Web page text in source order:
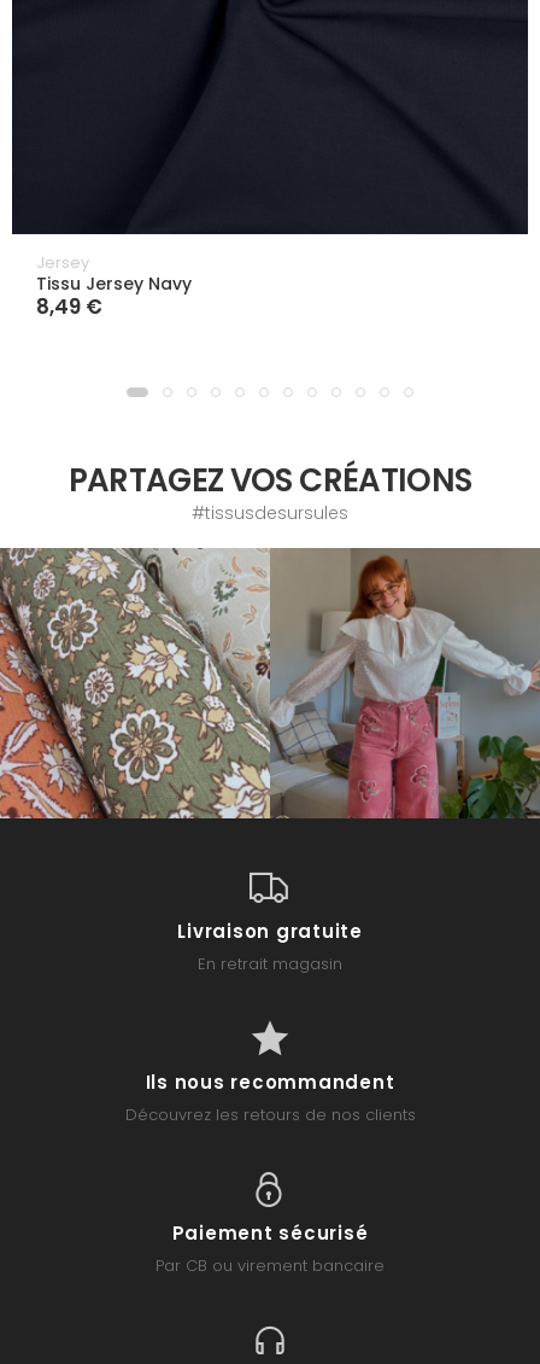
Jersey
Tissu Jersey Navy
8,49 €
PARTAGEZ VOS CRÉATIONS
#tissusdesursules
Livraison gratuite
En retrait magasin
Ils nous recommandent
Découvrez les retours de nos clients
Paiement sécurisé
Par CB ou virement bancaire